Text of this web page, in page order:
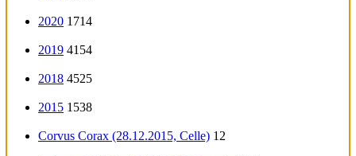
2020 1714
2019 4154
2018 4525
2015 1538
Corvus Corax (28.12.2015, Celle) 12